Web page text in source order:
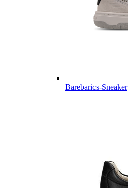
Barebarics-Sneaker